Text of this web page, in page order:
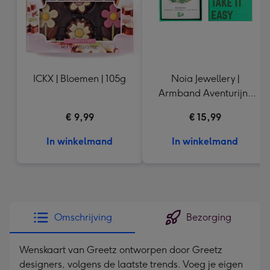
ICKX | Bloemen | 105g
€ 9,99
In winkelmand
Noia Jewellery |
Armband Aventurijn |
€ 15,99
In winkelmand
Omschrijving Bezorging
Wenskaart van Greetz ontworpen door Greetz
designers, volgens de laatste trends. Voeg je eigen